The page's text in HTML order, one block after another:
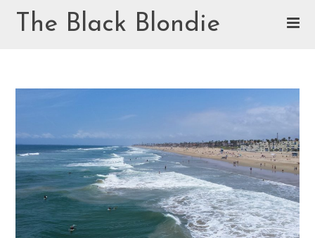
The Black Blondie